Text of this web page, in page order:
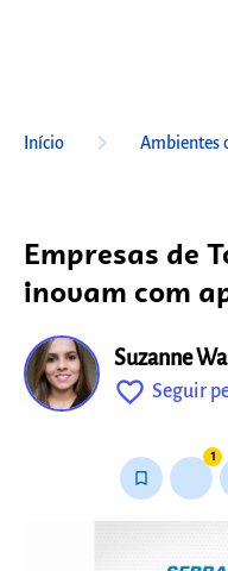
Início keyboard_arrow_right Ambientes
Empresas de
inovam com
Suzanne
favorite_outline Seguir
bookmark_border
1